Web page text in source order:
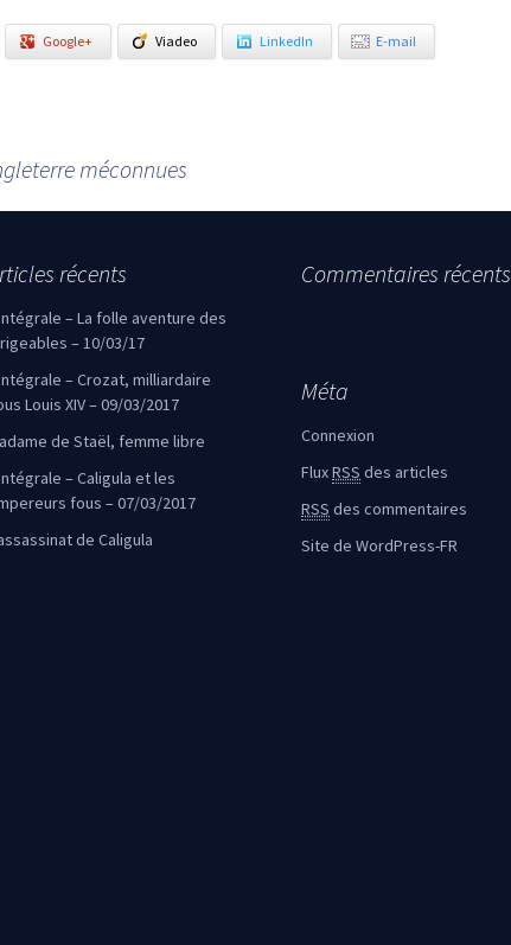
Google+ Viadeo LinkedIn E-mail
méconnues
récents
– La folle aventure des
– 10/03/17
– Crozat, milliardaire
Louis XIV – 09/03/2017
de Staël, femme libre
– Caligula et les
fous – 07/03/2017
de Caligula
Commentaires récents
Méta
Connexion
FluxRSS des articles
RSS des commentaires
Site de WordPress-FR